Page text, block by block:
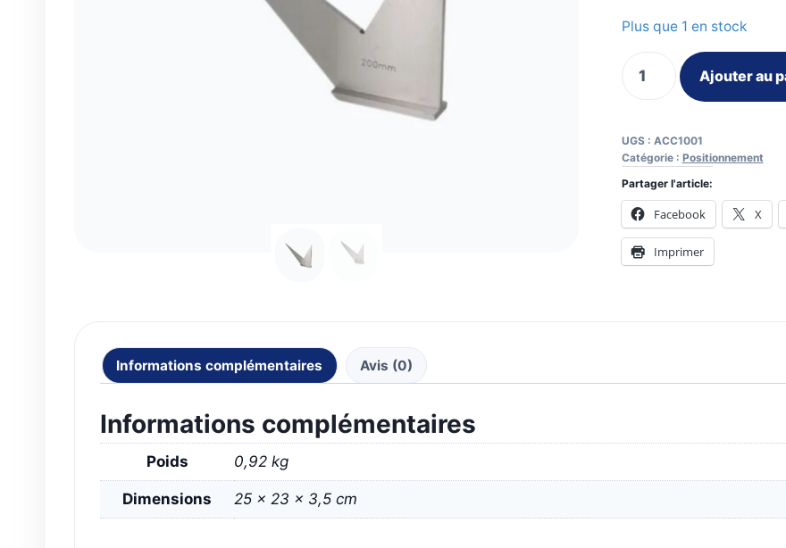
Plus que 1 en stock
de
mécanicien
à
double
onglet
en
rectifié
Ajouter au
UGS : ACC1001
Catégorie : Positionnement
Partager l'article:
Facebook X
Imprimer
Informations complémentaires Avis (0)
Informations complémentaires
Poids 0,92 kg
Dimensions 25 × 23 × 3,5 cm